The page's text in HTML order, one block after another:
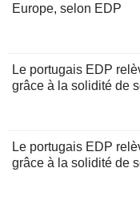
Europe, selon EDP
Le portugais EDP
grâce à la solidité de
Le portugais EDP
grâce à la solidité de